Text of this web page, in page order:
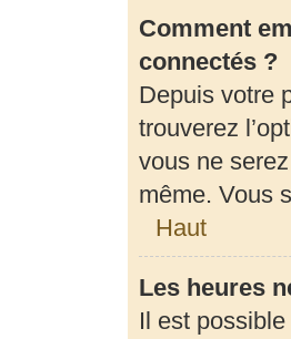
Comment
connectés ?
Depuis votre
trouverez
vous ne
même. Vous
Haut
Les heures
Il est